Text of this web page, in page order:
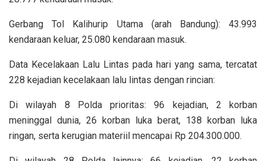
Gerbang Tol Kalihurip Utama (arah Bandung): 43.993
kendaraan keluar, 25.080 kendaraan masuk.
Data Kecelakaan Lalu Lintas pada hari yang sama, tercatat
228 kejadian kecelakaan lalu lintas dengan rincian:
Di wilayah 8 Polda prioritas: 96 kejadian, 2 korban
meninggal dunia, 26 korban luka berat, 138 korban luka
ringan, serta kerugian materiil mencapai Rp 204.300.000.